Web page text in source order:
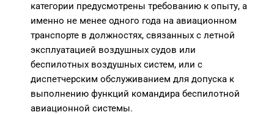
категории предусмотрены требованию к опыту, а
именно не менее одного года на авиационном
транспорте в должностях, связанных с летной
эксплуатацией воздушных судов или
беспилотных воздушных систем, или с
диспетчерским обслуживанием для допуска к
выполнению функций командира беспилотной
авиационной системы.